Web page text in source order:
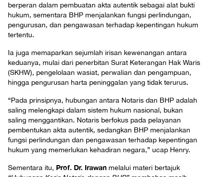
berperan dalam pembuatan akta autentik sebagai alat bukti
hukum, sementara BHP menjalankan fungsi perlindungan,
pengurusan, dan pengawasan terhadap kepentingan hukum
tertentu.
Ia juga memaparkan sejumlah irisan kewenangan antara
keduanya, mulai dari penerbitan Surat Keterangan Hak Waris
(SKHW), pengelolaan wasiat, perwalian dan pengampuan,
hingga pengurusan harta peninggalan yang tidak terurus.
“Pada prinsipnya, hubungan antara Notaris dan BHP adalah
saling melengkapi dalam sistem hukum nasional, bukan
saling menggantikan. Notaris berfokus pada pelayanan
pembentukan akta autentik, sedangkan BHP menjalankan
fungsi perlindungan dan pengawasan terhadap kepentingan
hukum yang memerlukan kehadiran negara,” ucap Henry.
Sementara itu, Prof. Dr. Irawan melalui materi bertajuk